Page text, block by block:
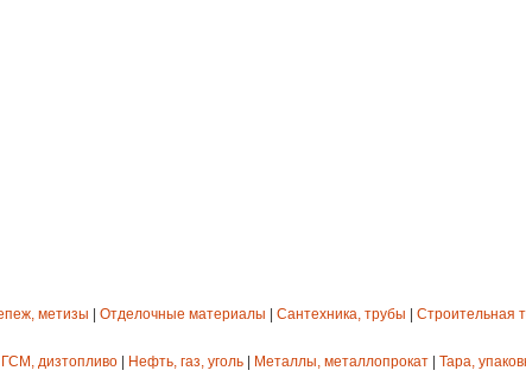
метизы Отделочные материалы Сантехника, трубы Строительная
ГСМ, дизтопливо Нефть, газ, уголь Металлы, металлопрокат Тара,